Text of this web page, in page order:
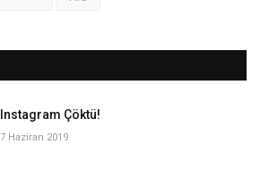
Instagram Çöktü!
7 Haziran 2019